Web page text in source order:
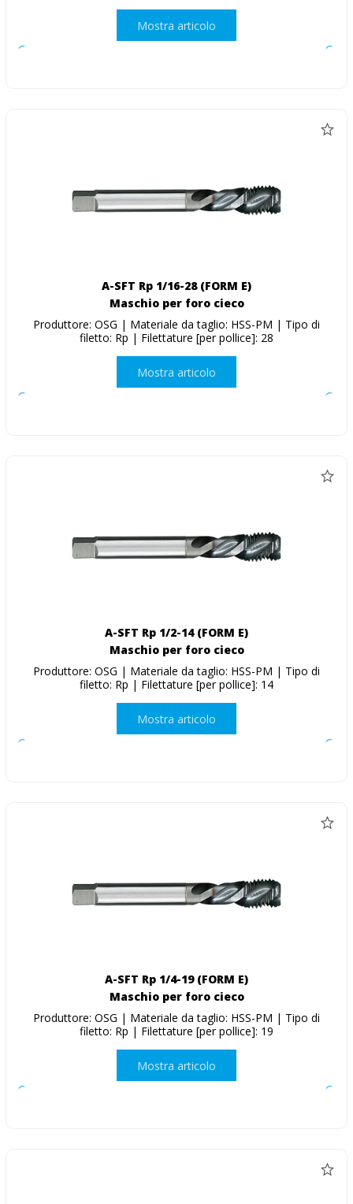
Mostra articolo
A-SFT Rp 1/16-28 (FORM E)
Maschio per foro cieco
Produttore: OSG | Materiale da taglio: HSS-PM | Tipo di
filetto: Rp | Filettature [per pollice]: 28
Mostra articolo
A-SFT Rp 1/2-14 (FORM E)
Maschio per foro cieco
Produttore: OSG | Materiale da taglio: HSS-PM | Tipo di
filetto: Rp | Filettature [per pollice]: 14
Mostra articolo
A-SFT Rp 1/4-19 (FORM E)
Maschio per foro cieco
Produttore: OSG | Materiale da taglio: HSS-PM | Tipo di
filetto: Rp | Filettature [per pollice]: 19
Mostra articolo